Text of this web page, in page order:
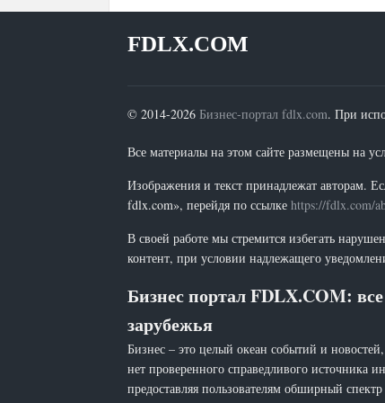
FDLX.COM
© 2014-2026 Бизнес-портал fdlx.com. При
Все материалы на этом сайте размещены на
Изображения и текст принадлежат авторам.
fdlx.com», перейдя по ссылке https://fdlx.com/
В своей работе мы стремится избегать
контент, при условии надлежащего
Бизнес портал FDLX.COM:
зарубежья
Бизнес – это целый океан событий и
нет проверенного справедливого источника
предоставляя пользователям обширный